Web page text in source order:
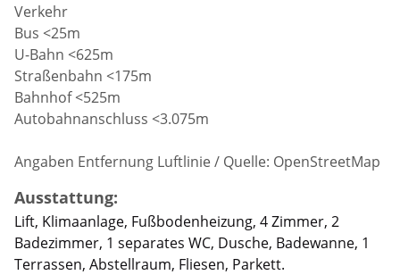
Verkehr
Bus <25m
U-Bahn <625m
Straßenbahn <175m
Bahnhof <525m
Autobahnanschluss <3.075m
Angaben Entfernung Luftlinie / Quelle: OpenStreetMap
Ausstattung:
Lift, Klimaanlage, Fußbodenheizung, 4 Zimmer, 2
Badezimmer, 1 separates WC, Dusche, Badewanne, 1
Terrassen, Abstellraum, Fliesen, Parkett.